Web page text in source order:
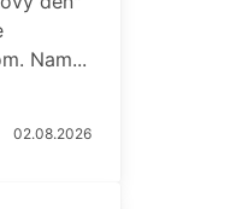
Nam...
02.08.2026